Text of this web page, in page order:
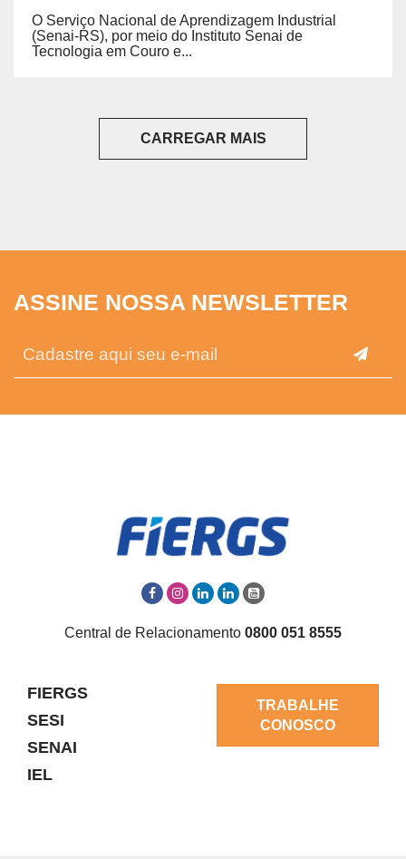
O Serviço Nacional de Aprendizagem Industrial
(Senai-RS), por meio do Instituto Senai de
Tecnologia em Couro e...
CARREGAR MAIS
ASSINE NOSSA NEWSLETTER
Central de Relacionamento 0800 051 8555
FIERGS
SESI
SENAI
IEL
TRABALHE
CONOSCO